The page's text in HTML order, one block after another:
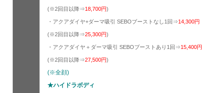
(※2回目以降⇒18,700円)
・アクアダイヤ+ダーマ吸引 SEBOブーストなし1回⇒14,300円
(※2回目以降⇒25,300円)
・アクアダイヤ＋ダーマ吸引 SEBOブーストあり1回⇒15,400円
(※2回目以降⇒27,500円)
(※全顔)
★ハイドラボディ